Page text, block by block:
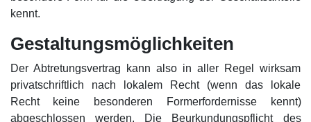
kennt.
Gestaltungsmöglichkeiten
Der Abtretungsvertrag kann also in aller Regel wirksam
privatschriftlich nach lokalem Recht (wenn das lokale
Recht keine besonderen Formerfordernisse kennt)
abgeschlossen werden. Die Beurkundungspflicht des